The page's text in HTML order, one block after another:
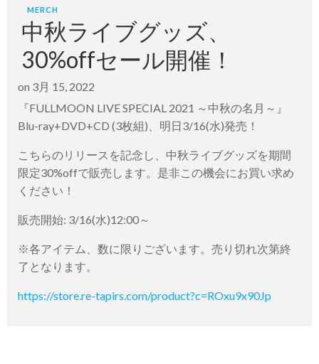
MERCH
中秋ライブグッズ、
30%offセール開催！
on 3月 15, 2022
『FULLMOON LIVE SPECIAL 2021 ～中秋の名月～』
Blu-ray+DVD+CD (3枚組)、明日3/16(水)発売！
こちらのリリースを記念し、中秋ライブグッズを期間
限定30%offで販売します。是非この機会にお買い求め
ください！
販売開始: 3/16(水)12:00～
※各アイテム、数に限りございます。売り切れ次第終
了となります。
https://store.re-tapirs.com/product?c=ROxu9x90Jp